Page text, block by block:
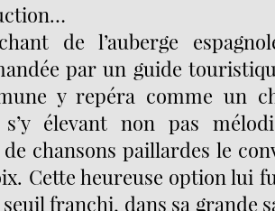
de l’auberge
par un guide
y repéra comme un
s’y élevant non pas
de chansons paillardes le
Cette heureuse option lui
franchi, dans sa grande